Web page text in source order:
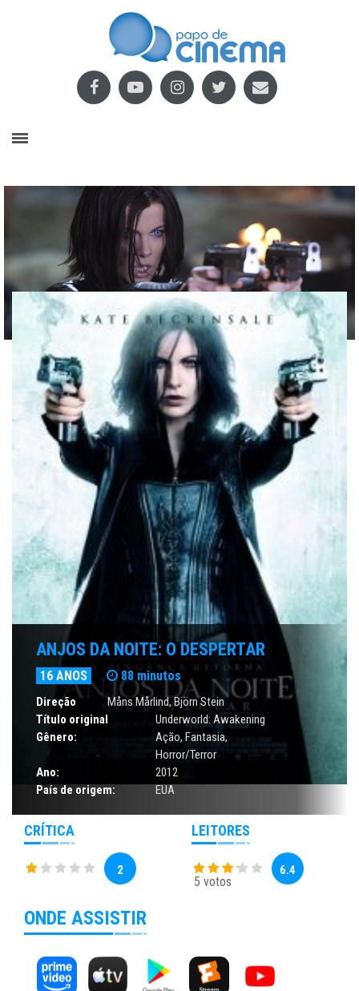
ANJOS DA NOITE: O DESPERTAR
16 ANOS 88 minutos
Direção
Måns Mårlind, Björn Stein
Título original
Underworld: Awakening
Gênero:
Ação,Fantasia,
Horror/Terror
Ano:
2012
País de origem:
EUA
CRÍTICA
2
LEITORES
5 votos
6.4
ONDE ASSISTIR